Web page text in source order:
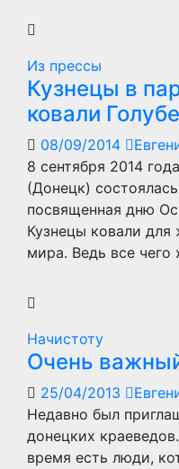
Из прессы
Кузнецы в
ковали
08/09/2014
8 сентября 2014
(Донецк)
посвященная дню
Кузнецы ковали для
мира. Ведь все чего
Начистоту
Очень
25/04/2013
Недавно был
донецких
время есть люди,